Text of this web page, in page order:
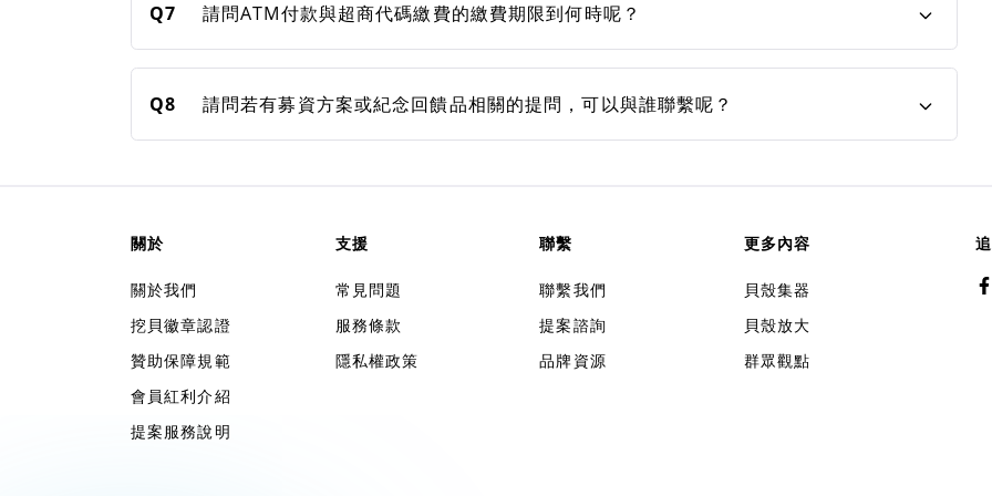
Q7 請問ATM付款與超商代碼繳費的繳費期限到何時呢？
Q8 請問若有募資方案或紀念回饋品相關的提問，可以與誰聯繫呢？
關於
關於我們
挖貝徽章認證
贊助保障規範
會員紅利介紹
提案服務說明
支援
常見問題
服務條款
隱私權政策
聯繫
聯繫我們
提案諮詢
品牌資源
更多內容
貝殼集器
貝殼放大
群眾觀點